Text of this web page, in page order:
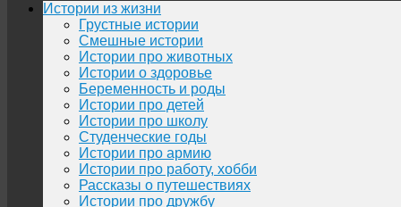
Истории из жизни
Грустные истории
Смешные истории
Истории про животных
Истории о здоровье
Беременность и роды
Истории про детей
Истории про школу
Студенческие годы
Истории про армию
Истории про работу, хобби
Рассказы о путешествиях
Истории про дружбу